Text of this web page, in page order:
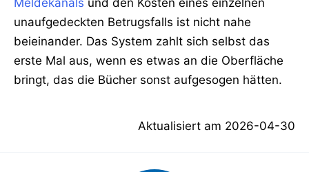
Meldekanals und den Kosten eines einzelnen
unaufgedeckten Betrugsfalls ist nicht nahe
beieinander. Das System zahlt sich selbst das
erste Mal aus, wenn es etwas an die Oberfläche
bringt, das die Bücher sonst aufgesogen hätten.
Aktualisiert am 2026-04-30